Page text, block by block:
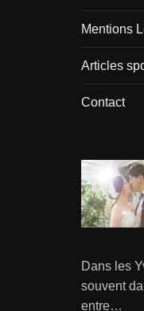
Mentions
Articles
Contact
Dans les
souvent
entre…